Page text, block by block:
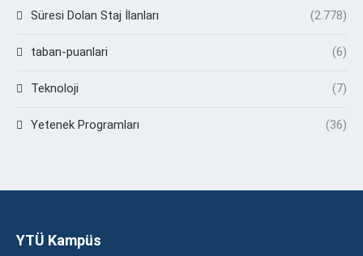
Süresi Dolan Staj İlanları (2.778)
taban-puanlari (6)
Teknoloji (7)
Yetenek Programları (36)
YTÜ Kampüs